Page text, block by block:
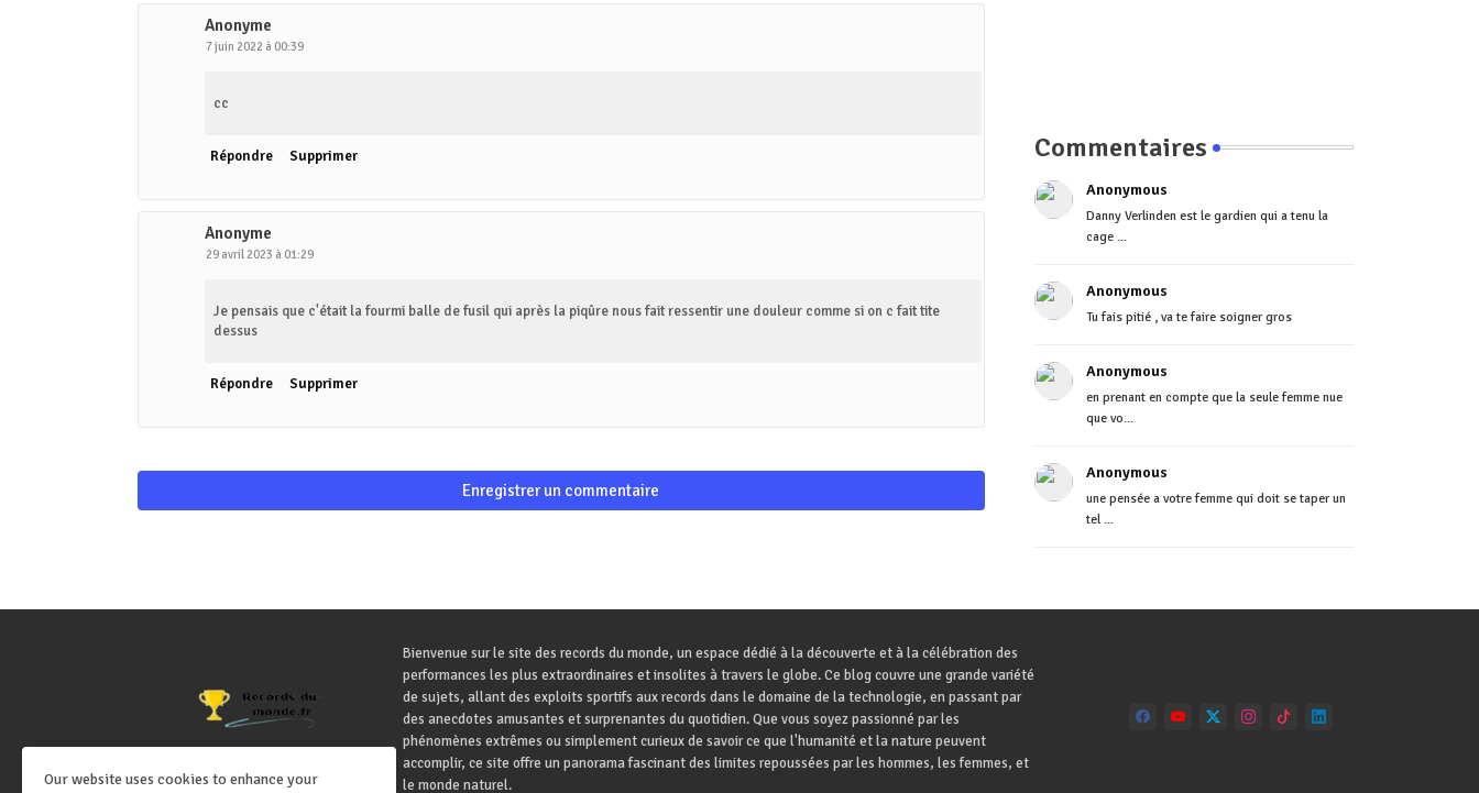
Anonyme
7 juin 2022 à 00:39
cc
Répondre Supprimer
Anonyme
29 avril 2023 à 01:29
Je pensais que c'était la fourmi balle de fusil qui après la piqûre nous fait ressentir une douleur comme si on c fait tite
dessus
Répondre Supprimer
Enregistrer un commentaire
Commentaires
Anonymous
Danny Verlinden est le gardien qui a tenu la
cage ...
Anonymous
Tu fais pitié , va te faire soigner gros
Anonymous
en prenant en compte que la seule femme nue
que vo...
Anonymous
une pensée a votre femme qui doit se taper un
tel ...
Bienvenue sur le site des records du monde, un espace dédié à la découverte et à la célébration des
performances les plus extraordinaires et insolites à travers le globe. Ce blog couvre une grande variété
de sujets, allant des exploits sportifs aux records dans le domaine de la technologie, en passant par
des anecdotes amusantes et surprenantes du quotidien. Que vous soyez passionné par les
phénomènes extrêmes ou simplement curieux de savoir ce que l'humanité et la nature peuvent
accomplir, ce site offre un panorama fascinant des limites repoussées par les hommes, les femmes, et
le monde naturel.
Our website uses cookies to enhance your